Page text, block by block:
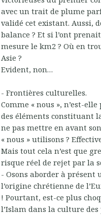
avec un trait de plume
validé cet existant. Aussi,
balance ? Et si l’ont
mesure le km2 ? Où en
Asie ?
Evident, non…
- Frontières culturelles.
Comme « nous », n’est-
des éléments constituant
ne pas mettre en avant
« nous » utilisons ?
Mais tout cela n’est que
risque réel de rejet par la
- Osons aborder à
l’origine chrétienne de
! Pourtant, est-ce plus
l’Islam dans la culture des